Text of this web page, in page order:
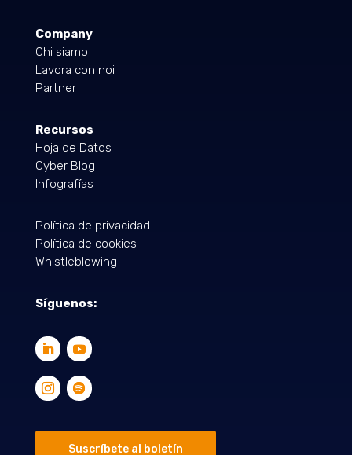
Company
Chi siamo
Lavora con noi
Partner
Recursos
Hoja de Datos
Cyber Blog
Infografías
Política de privacidad
Política de cookies
Whistleblowing
Síguenos:
Suscríbete al boletín